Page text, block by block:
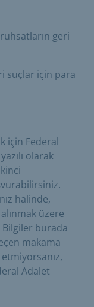
geri
suçlar için para
için Federal
olarak
halinde,
üzere
burada
makama
Adalet